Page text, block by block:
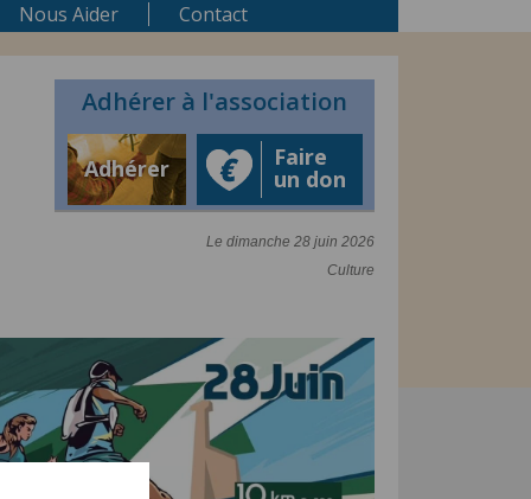
Nous Aider Contact
Le dimanche 28 juin 2026
Culture
Adhérer à l'association
Adhérer Faire
un don